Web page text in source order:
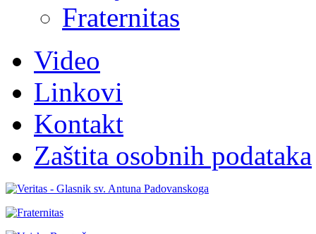
Fraternitas
Video
Linkovi
Kontakt
Zaštita osobnih podataka